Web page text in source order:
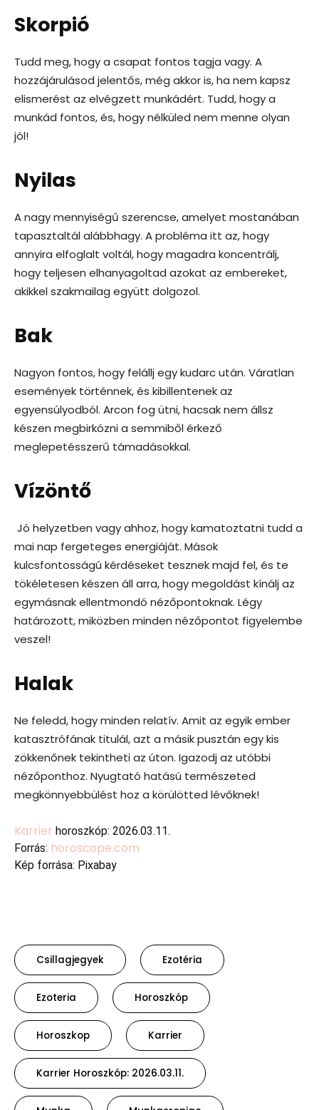
Skorpió
Tudd meg, hogy a csapat fontos tagja vagy. A
hozzájárulásod jelentős, még akkor is, ha nem kapsz
elismerést az elvégzett munkádért. Tudd, hogy a
munkád fontos, és, hogy nélküled nem menne olyan
jól!
Nyilas
A nagy mennyiségű szerencse, amelyet mostanában
tapasztaltál alábbhagy. A probléma itt az, hogy
annyira elfoglalt voltál, hogy magadra koncentrálj,
hogy teljesen elhanyagoltad azokat az embereket,
akikkel szakmailag együtt dolgozol.
Bak
Nagyon fontos, hogy felállj egy kudarc után. Váratlan
események történnek, és kibillentenek az
egyensúlyodból. Arcon fog ütni, hacsak nem állsz
készen megbirkózni a semmiből érkező
meglepetésszerű támadásokkal.
Vízöntő
Jó helyzetben vagy ahhoz, hogy kamatoztatni tudd a
mai nap fergeteges energiáját. Mások
kulcsfontosságú kérdéseket tesznek majd fel, és te
tökéletesen készen áll arra, hogy megoldást kínálj az
egymásnak ellentmondó nézőpontoknak. Légy
határozott, miközben minden nézőpontot figyelembe
veszel!
Halak
Ne feledd, hogy minden relatív. Amit az egyik ember
katasztrófának titulál, azt a másik pusztán egy kis
zökkenőnek tekintheti az úton. Igazodj az utóbbi
nézőponthoz. Nyugtató hatású természeted
megkönnyebbülést hoz a körülötted lévőknek!
Karrier horoszkóp: 2026.03.11.
Forrás: horoscope.com
Kép forrása: Pixabay
Csillagjegyek Ezotéria
Ezoteria Horoszkóp
Horoszkop Karrier
Karrier Horoszkóp: 2026.03.11.